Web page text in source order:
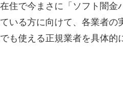
住で今まさに「ソフト闇
いる方に向けて、各業者
も使える正規業者を具体的